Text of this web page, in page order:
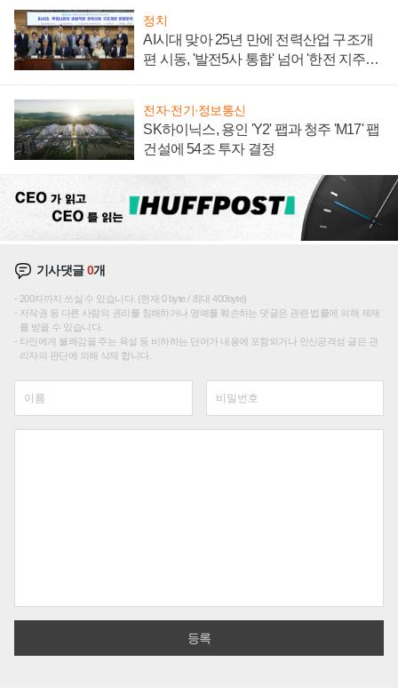
정치
AI시대 맞아 25년 만에 전력산업 구조개
편 시동, '발전5사 통합' 넘어 '한전 지주사'
전자·전기·정보통신
SK하이닉스, 용인 'Y2' 팹과 청주 'M17' 팹
건설에 54조 투자 결정
기사댓글0개
200자까지 쓰실 수 있습니다. (현재 0 byte / 최대 400byte)
저작권 등 다른 사람의 권리를 침해하거나 명예를 훼손하는 댓글은 관련 법률에 의해 제재
를 받을 수 있습니다.
타인에게 불쾌감을 주는 욕설 등 비하하는 단어가 내용에 포함되거나 인신공격성 글은 관
리자의 판단에 의해 삭제 합니다.